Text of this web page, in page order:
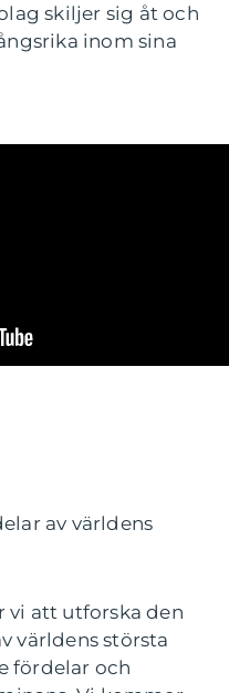
skiljer sig åt och
inom sina
av världens
vi att utforska den
världens största
fördelar och